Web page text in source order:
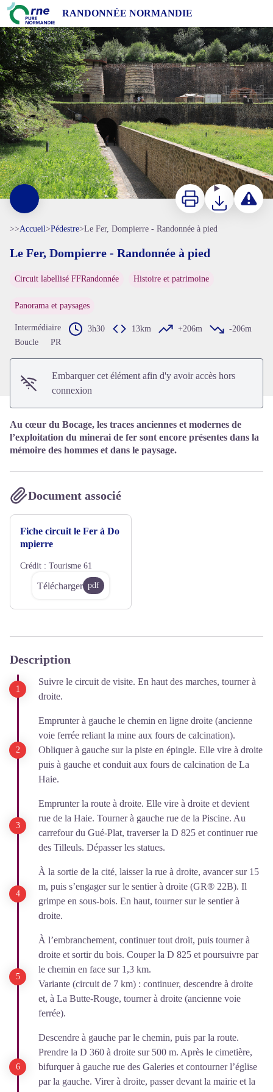
RANDONNÉE NORMANDIE
Le Fer, Dompierre - Randonnée à pied
Site des Fours de la butte rouge - JE Rubio
ImprimerTéléchargerSignaler
>>Accueil>Pédestre>Le Fer, Dompierre - Randonnée à pied
Le Fer, Dompierre - Randonnée à pied
Circuit labellisé FFRandonnée Histoire et patrimoine
Panorama et paysages
Intermédiaire 3h30 13km +206m
-206m
Boucle
PR
Embarquer cet élément afin d'y avoir accès hors
connexion
Au cœur du Bocage, les traces anciennes et modernes de
l’exploitation du minerai de fer sont encore présentes dans la
mémoire des hommes et dans le paysage.
Document associé
Fiche circuit le Fer à Do
mpierre
Crédit : Tourisme 61
Télécharger pdf
Description
Suivre le circuit de visite. En haut des marches, tourner à
droite.
Emprunter à gauche le chemin en ligne droite (ancienne
voie ferrée reliant la mine aux fours de calcination).
Obliquer à gauche sur la piste en épingle. Elle vire à droite
puis à gauche et conduit aux fours de calcination de La
Haie.
Emprunter la route à droite. Elle vire à droite et devient
rue de la Haie. Tourner à gauche rue de la Piscine. Au
carrefour du Gué-Plat, traverser la D 825 et continuer rue
des Tilleuls. Dépasser les statues.
À la sortie de la cité, laisser la rue à droite, avancer sur 15
m, puis s’engager sur le sentier à droite (GR® 22B). Il
grimpe en sous-bois. En haut, tourner sur le sentier à
droite.
À l’embranchement, continuer tout droit, puis tourner à
droite et sortir du bois. Couper la D 825 et poursuivre par
le chemin en face sur 1,3 km.
Variante (circuit de 7 km) : continuer, descendre à droite
et, à La Butte-Rouge, tourner à droite (ancienne voie
ferrée).
Descendre à gauche par le chemin, puis par la route.
Prendre la D 360 à droite sur 500 m. Après le cimetière,
bifurquer à gauche rue des Galeries et contourner l’église
par la gauche. Virer à droite, passer devant la mairie et la